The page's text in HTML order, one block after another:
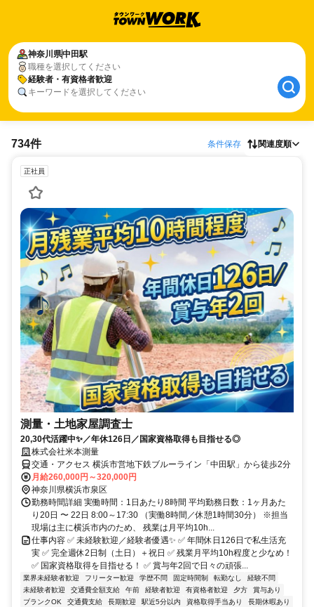
神奈川県中田駅
職種を選択してください
経験者・有資格者歓迎
キーワードを選択してください
734件 条件保存 関連度順
正社員
測量・土地家屋調査士
20,30代活躍中✨／年休126日／国家資格取得も目指せる◎
株式会社米本測量
交通・アクセス 横浜市営地下鉄ブルーライン「中田駅」から徒歩2分
月給260,000円～320,000円
神奈川県横浜市泉区
勤務時間詳細 実働時間：1日あたり8時間 平均勤務日数：1ヶ月あた
り20日 〜 22日 8:00～17:30 （実働8時間／休憩1時間30分） ※担当
現場は主に横浜市内のため、 残業は月平均10h...
仕事内容 ✅ 未経験歓迎／経験者優遇✨ ✅ 年間休日126日で私生活充
実 ✅ 完全週休2日制（土日）＋祝日 ✅ 残業月平均10h程度と少なめ！
✅ 国家資格取得を目指せる！ ✅ 賞与年2回で日々の頑張...
業界未経験者歓迎 フリーター歓迎 学歴不問 固定時間制 転勤なし
経験不問
未経験者歓迎
交通費全額支給 午前 経験者歓迎 有資格者歓迎 夕方
賞与あり
ブランクOK
交通費支給 長期歓迎 駅近5分以内 資格取得手当あり
長期休暇あり